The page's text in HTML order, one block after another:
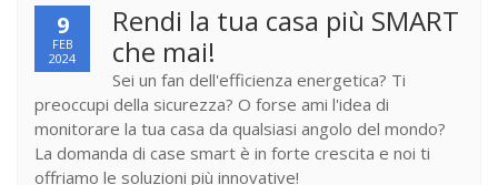
9
FEB
2024
Rendi la tua casa più SMART
che mai!
Sei un fan dell'efficienza energetica? Ti
preoccupi della sicurezza? O forse ami l'idea di
monitorare la tua casa da qualsiasi angolo del mondo?
La domanda di case smart è in forte crescita e noi ti
offriamo le soluzioni più innovative!